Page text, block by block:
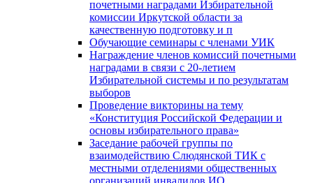
почетными наградами Избирательной
комиссии Иркутской области за
качественную подготовку и п
Обучающие семинары с членами УИК
Награждение членов комиссий почетными
наградами в связи с 20-летием
Избирательной системы и по результатам
выборов
Проведение викторины на тему
«Конституция Российской Федерации и
основы избирательного права»
Заседание рабочей группы по
взаимодействию Слюдянской ТИК с
местными отделениями общественных
организаций инвалидов ИО